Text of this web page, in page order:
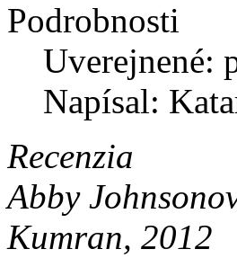
Podrobnosti
Uverejnené:
Napísal:
Recenzia
Abby
Kumran, 2012